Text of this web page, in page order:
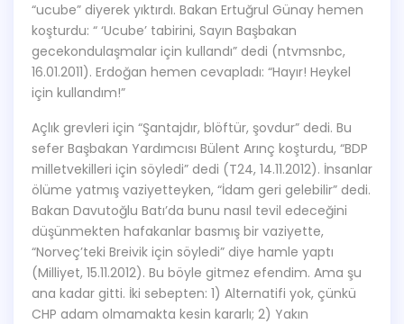
“ucube” diyerek yıktırdı. Bakan Ertuğrul Günay hemen
koşturdu: “ ‘Ucube’ tabirini, Sayın Başbakan
gecekondulaşmalar için kullandı” dedi (ntvmsnbc,
16.01.2011). Erdoğan hemen cevapladı: “Hayır! Heykel
için kullandım!”
Açlık grevleri için “Şantajdır, blöftür, şovdur” dedi. Bu
sefer Başbakan Yardımcısı Bülent Arınç koşturdu, “BDP
milletvekilleri için söyledi” dedi (T24, 14.11.2012). İnsanlar
ölüme yatmış vaziyetteyken, “İdam geri gelebilir” dedi.
Bakan Davutoğlu Batı’da bunu nasıl tevil edeceğini
düşünmekten hafakanlar basmış bir vaziyette,
“Norveç’teki Breivik için söyledi” diye hamle yaptı
(Milliyet, 15.11.2012). Bu böyle gitmez efendim. Ama şu
ana kadar gitti. İki sebepten: 1) Alternatifi yok, çünkü
CHP adam olmamakta kesin kararlı; 2) Yakın